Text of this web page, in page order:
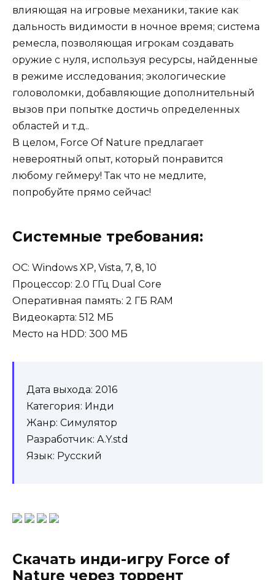
влияющая на игровые механики, такие как
дальность видимости в ночное время; система
ремесла, позволяющая игрокам создавать
оружие с нуля, используя ресурсы, найденные
в режиме исследования; экологические
головоломки, добавляющие дополнительный
вызов при попытке достичь определенных
областей и т.д..
В целом, Force Of Nature предлагает
невероятный опыт, который понравится
любому геймеру! Так что не медлите,
попробуйте прямо сейчас!
Системные требования:
OC: Windows XP, Vista, 7, 8, 10
Процессор: 2.0 ГГц Dual Core
Оперативная память: 2 ГБ RAM
Видеокарта: 512 МБ
Место на HDD: 300 МБ
Дата выхода: 2016
Категория: Инди
Жанр: Симулятор
Разработчик: A.Y.std
Язык: Русский
Скачать инди-игру Force of
Nature через торрент